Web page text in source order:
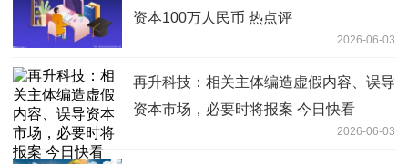
资本100万人民币 热点评
2026-06-03
再升科技：相关主体编造虚假内容、误导
资本市场，必要时将报案 今日快看
2026-06-03